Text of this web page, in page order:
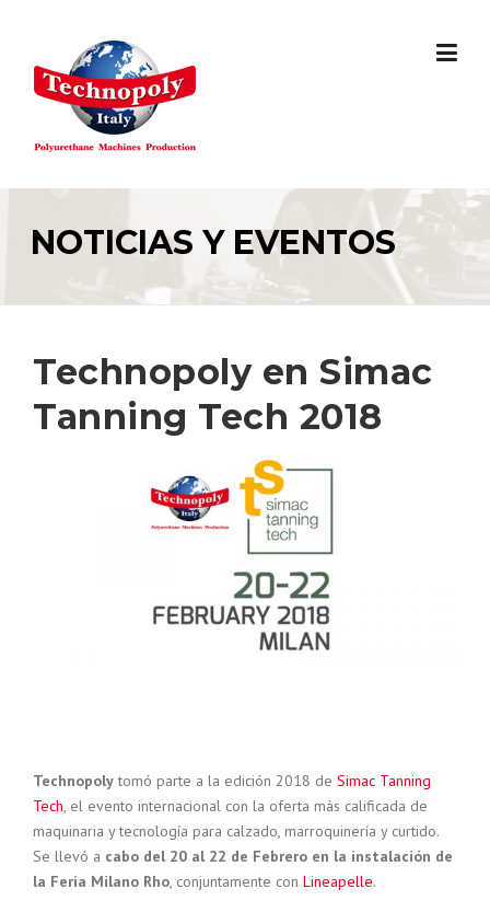
content
NOTICIAS Y EVENTOS
Technopoly en Simac
Tanning Tech 2018
Technopolytomó parte a la edición 2018 de Simac Tanning
Tech, el evento internacional con la oferta más calificada de
maquinaria y tecnología para calzado, marroquinería y curtido.
Se llevó a cabo del 20 al 22 de Febrero en la instalación de
la Feria Milano Rho, conjuntamente con Lineapelle.